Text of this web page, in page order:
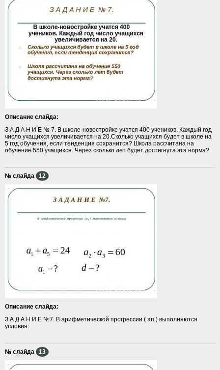
Описание слайда:
З А Д А Н И Е № 7. В школе-новостройке учатся 400 учеников. Каждый год
число учащихся увеличивается на 20.Сколько учащихся будет в школе на
5 год обучения, если тенденция сохранится? Школа рассчитана на
обучение 550 учащихся. Через сколько лет будет достигнута эта норма?
№ слайда 12
Описание слайда:
З А Д А Н И Е №7. В арифметической прогрессии ( ап ) выполняются
условия:
№ слайда 13